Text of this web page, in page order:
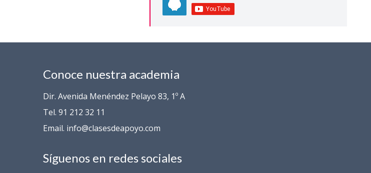
Conoce nuestra academia
Dir. Avenida Menéndez Pelayo 83, 1º A
Tel. 91 212 32 11
Email. info@clasesdeapoyo.com
Síguenos en redes sociales